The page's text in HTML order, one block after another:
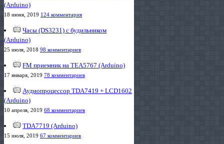
(Arduino)
18 июня, 2019 124 комментария
Часы (DS3231) с будильником
(Arduino)
25 июля, 2018 98 комментариев
FM приемник на TEA5767 (Arduino)
17 января, 2019 78 комментариев
Аудиопроцессор TDA7419 + LCD1602
(Arduino)
10 апреля, 2019 68 комментариев
TDA7719 (Arduino)
15 июля, 2019 67 комментариев